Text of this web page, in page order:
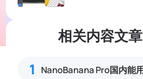
相关内容文章
1